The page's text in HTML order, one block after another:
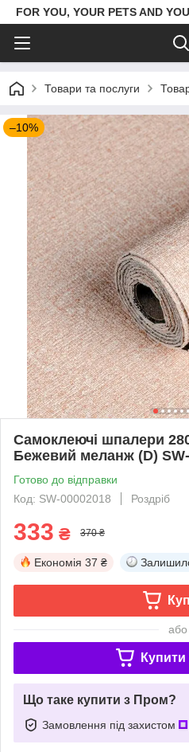
FOR YOU, YOUR PETS AND
Товари та послуги
–10%
Самоклеючі шпалери
Бежевий меланж (D)
Готово до відправки
Код: SW-00002018
Роздріб
333 ₴ 370 ₴
Економія 37 ₴
або
Купити
Що таке купити з Пром?
Замовлення під захистом